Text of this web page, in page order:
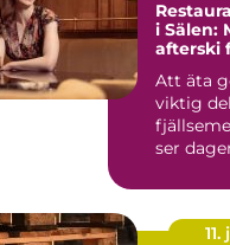
i Sälen:
afterski
Att äta
viktig
ser